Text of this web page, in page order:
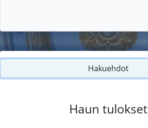
Hakuehdot
Haun tulokset